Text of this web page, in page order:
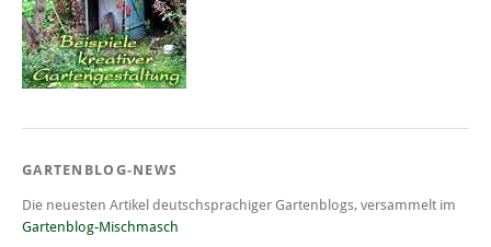
GARTENBLOG-NEWS
Die neuesten Artikel deutschsprachiger Gartenblogs, versammelt im
Gartenblog-Mischmasch